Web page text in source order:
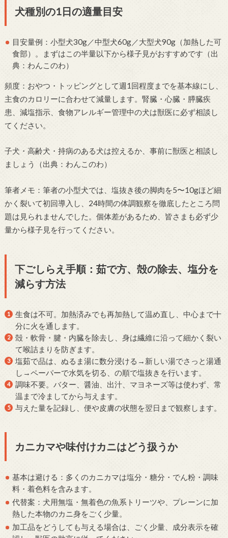
犬種別の1日の適量目安
目安量例：小型犬30g／中型犬60g／大型犬90g（加熱した可
食部）。まずはこの半量以下から様子見がおすすめです（出
典：わんこのわ）
頻度：おやつ・トッピングとして週1回程度までを基本線にし、
主食のカロリーに合わせて減量します。腎臓・心臓・膵臓疾
患、減塩指示、食物アレルギー管理中の犬は獣医に必ず相談し
てください。
子犬・高齢犬・持病のある犬は控えるか、事前に獣医と相談し
ましょう（出典：わんこのわ）
筆者メモ：筆者の小型犬では、塩抜き後の脚肉を5〜10gほど細
かく裂いて初回導入し、24時間の体調観察を徹底したところ問
題は見られませんでした。個体差があるため、皆さまも必ず少
量から様子見を行ってください。
下ごしらえ手順：茹で方、殻の除去、塩分を
減らす方法
生食は不可。加熱済みでも再加熱して温め直し、中心まで十
分に火を通します。
殻・軟骨・腱・内臓を除去し、身は繊維に沿って細かく裂い
て喉詰まりを防ぎます。
塩茹で品は、ぬるま湯に数分浸ける→新しい湯でさっと湯通
し→ペーパーで水気を切る、の順で塩抜きを行います。
調味不要。バター、醤油、出汁、マヨネーズ等は使わず、常
温まで冷ましてから与えます。
与えた量を記録し、便や皮膚の状態を翌日まで観察します。
カニカマや味付けカニはどう扱うか
基本は避ける：多くのカニカマは塩分・糖分・でん粉・調味
料・着色料を含みます。
代替案：犬用無塩・無着色の魚系トリーツや、プレーンに加
熱した本物のカニ身をごく少量。
加工品をどうしても与える場合は、ごく少量、成分表示を確